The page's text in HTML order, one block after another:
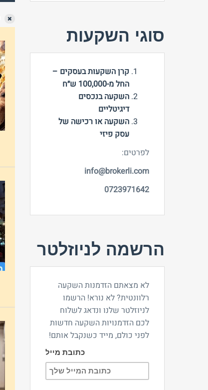
סוגי השקעות
קרן השקעות בעסקים –
החל מ-100,000 ש״ח
השקעה בנכסים
דיגיטליים
השקעה או רכישה של
עסק פיזי
לפרטים:
info@brokerli.com
0723971642
הרשמה לניוזלטר
לא מצאתם הזדמנות השקעה
רלוונטית? לא נורא! הרשמו
לניוזלטר שלנו ונדאג לשלוח
לכם הזדמנויות השקעה חדשות
לפני כולם, מייד כשנקבל אותם!
כתובת מייל